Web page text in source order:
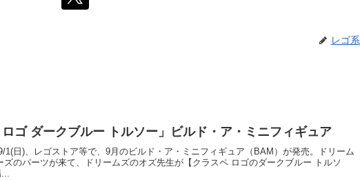
レゴ系
ゴ ダークブルー トルソー」ビルド・ア・ミニフィギュア
1(日)、レゴストア等で、9月のビルド・ア・ミニフィギュア（BAM）が発売。ドリーム
ズのパーツが来て、ドリームズのオズ先生が【クラスペ ロゴのダークブルー トルソ